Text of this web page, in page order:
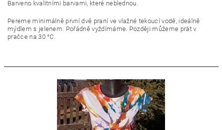
Barveno kvalitními barvami, které neblednou.
Pereme minimálně první dvě praní ve vlažné tekoucí vodě, ideálně
mýdlem s jelenem. Pořádně vyždímáme. Později můžeme prát v
pračce na 30 °C.